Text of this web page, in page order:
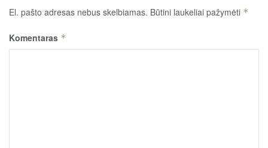
El. pašto adresas nebus skelbiamas. Būtini laukeliai pažymėti *
Komentaras *